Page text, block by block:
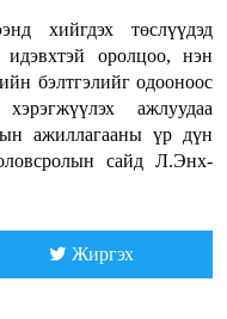
хийгдэх төслүүдэд
оролцоо, нэн
бэлтгэлийг одооноос
ажлуудаа
ажиллагааны үр дүн
сайд Л.Энх-
Жиргэх